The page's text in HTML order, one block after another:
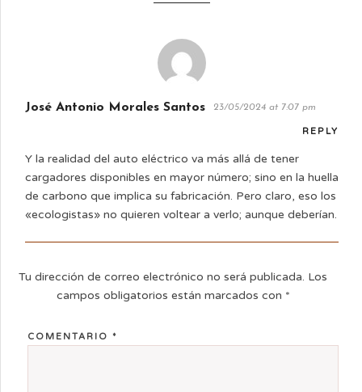
José Antonio Morales Santos 23/05/2024 at 7:07 pm
REPLY
Y la realidad del auto eléctrico va más allá de tener
cargadores disponibles en mayor número; sino en la huella
de carbono que implica su fabricación. Pero claro, eso los
«ecologistas» no quieren voltear a verlo; aunque deberían.
Tu dirección de correo electrónico no será publicada. Los
campos obligatorios están marcados con *
COMENTARIO *